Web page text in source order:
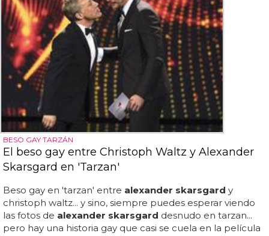
BESO GAY TARZÁN
El beso gay entre Christoph Waltz y Alexander
Skarsgard en 'Tarzan'
Beso gay en 'tarzan' entre alexander skarsgard y
christoph waltz... y sino, siempre puedes esperar viendo
las fotos de alexander skarsgard desnudo en tarzan...
pero hay una historia gay que casi se cuela en la película